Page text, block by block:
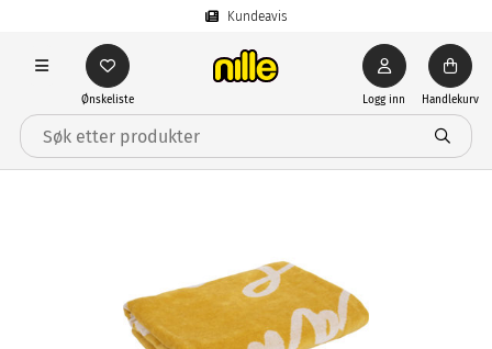
Kundeavis
Ønskeliste Logg inn Handlekurv